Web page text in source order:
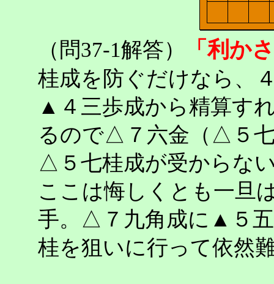
（問37-1解答） 「利か
桂成を防ぐだけなら、
▲４三歩成から精算す
るので△７六金（△５
△５七桂成が受からな
ここは悔しくとも一旦
手。△７九角成に▲５
桂を狙いに行って依然